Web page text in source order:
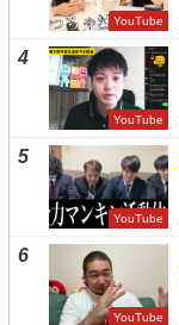
YouTube
4
YouTube
5
YouTube
6
YouTube